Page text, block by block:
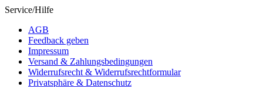
Service/Hilfe
AGB
Feedback geben
Impressum
Versand & Zahlungsbedingungen
Widerrufsrecht & Widerrufsrechtformular
Privatsphäre & Datenschutz